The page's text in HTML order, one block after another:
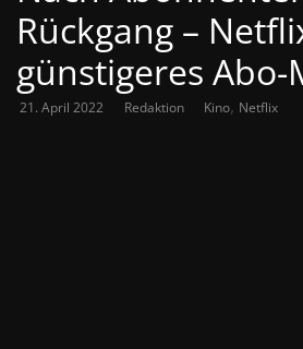
Rückgang –
günstigeres Abo-
21. April 2022 Redaktion Kino, Netflix